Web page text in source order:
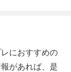
におすすめの
があれば、是